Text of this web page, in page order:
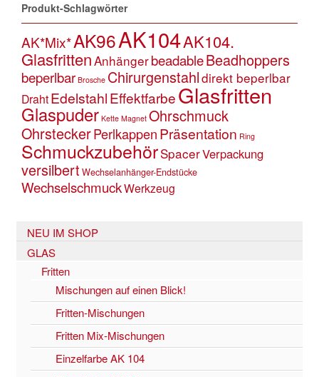
Produkt-Schlagwörter
AK*Mix*AK96AK104AK104.
GlasfrittenAnhängerbeadableBeadhoppers
beperlbar Brosche Chirurgenstahldirekt beperlbar
DrahtEdelstahlEffektfarbeGlasfritten
Glaspuder Kette Magnet Ohrschmuck
OhrsteckerPerlkappenPräsentation Ring
SchmuckzubehörSpacerVerpackung
versilbert Wechselanhänger-Endstücke
WechselschmuckWerkzeug
NEU IM SHOP
GLAS
Fritten
Mischungen auf einen Blick!
Fritten-Mischungen
Fritten Mix-Mischungen
Einzelfarbe AK 104